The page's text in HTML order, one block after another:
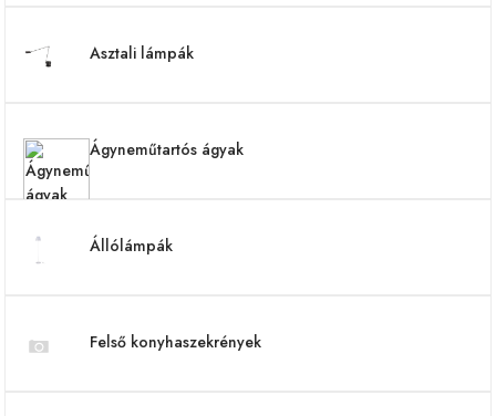
Asztali lámpák
Ágyneműtartós ágyak
Állólámpák
Felső konyhaszekrények